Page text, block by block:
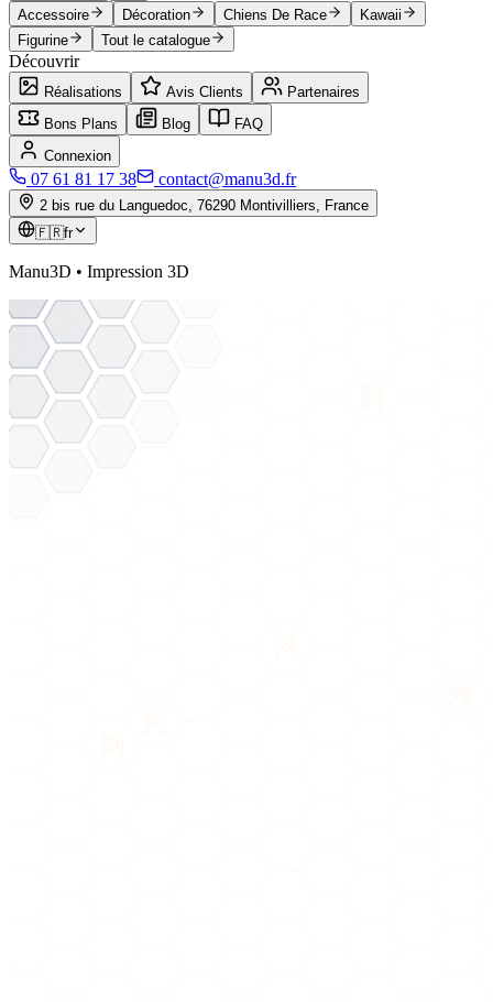
Accessoire
Décoration Chiens De Race
Kawaii
Figurine
Tout le catalogue
Découvrir
Réalisations Avis Clients
Partenaires
Bons Plans
Blog
FAQ
Connexion
07 61 81 17 38 contact@manu3d.fr
2 bis rue du Languedoc, 76290 Montivilliers, France
🇫🇷fr
Manu3D • Impression 3D